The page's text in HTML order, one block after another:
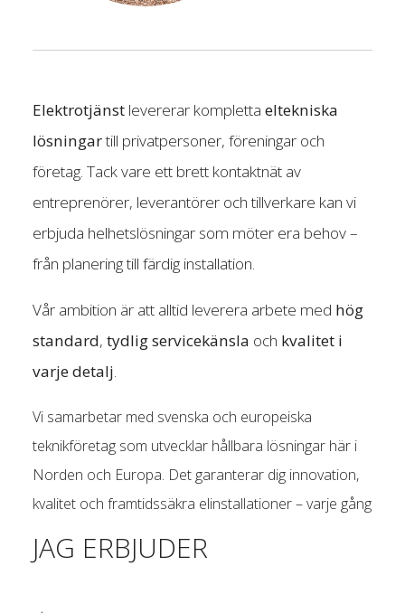
Elektrotjänstlevererar kompletta eltekniska
lösningartill privatpersoner, föreningar och
företag. Tack vare ett brett kontaktnät av
entreprenörer, leverantörer och tillverkare kan vi
erbjuda helhetslösningar som möter era behov –
från planering till färdig installation.
Vår ambition är att alltid leverera arbete med hög
standard, tydlig servicekänsla och kvalitet i
varje detalj.
Vi samarbetar med svenska och europeiska
teknikföretag som utvecklar hållbara lösningar här i
Norden och Europa. Det garanterar dig innovation,
kvalitet och framtidssäkra elinstallationer – varje gång
JAG ERBJUDER